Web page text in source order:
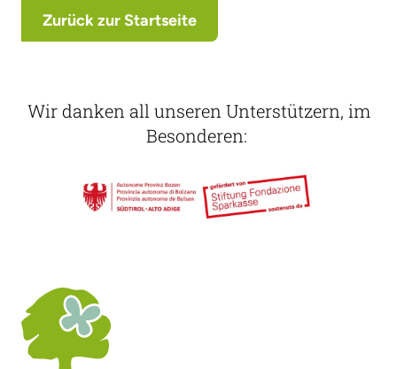
Zurück zur Startseite
Wir danken all unseren Unterstützern, im
Besonderen: